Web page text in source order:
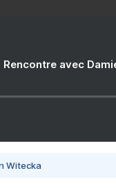
avec
Witecka